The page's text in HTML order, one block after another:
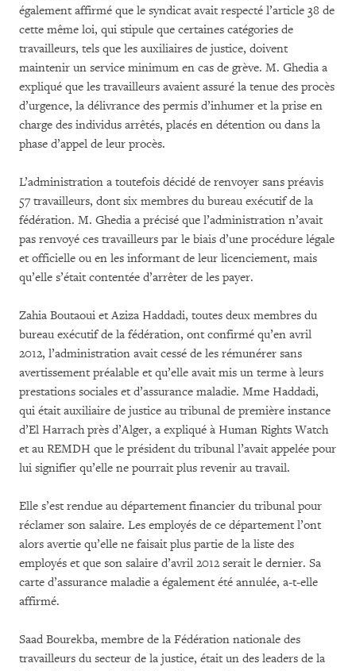
également affirmé que le syndicat avait respecté l’article 38 de
cette même loi, qui stipule que certaines catégories de
travailleurs, tels que les auxiliaires de justice, doivent
maintenir un service minimum en cas de grève. M. Ghedia a
expliqué que les travailleurs avaient assuré la tenue des procès
d’urgence, la délivrance des permis d’inhumer et la prise en
charge des individus arrêtés, placés en détention ou dans la
phase d’appel de leur procès.
L’administration a toutefois décidé de renvoyer sans préavis
57 travailleurs, dont six membres du bureau exécutif de la
fédération. M. Ghedia a précisé que l’administration n’avait
pas renvoyé ces travailleurs par le biais d’une procédure légale
et officielle ou en les informant de leur licenciement, mais
qu’elle s’était contentée d’arrêter de les payer.
Zahia Boutaoui et Aziza Haddadi, toutes deux membres du
bureau exécutif de la fédération, ont confirmé qu’en avril
2012, l’administration avait cessé de les rémunérer sans
avertissement préalable et qu’elle avait mis un terme à leurs
prestations sociales et d’assurance maladie. Mme Haddadi,
qui était auxiliaire de justice au tribunal de première instance
d’El Harrach près d’Alger, a expliqué à Human Rights Watch
et au REMDH que le président du tribunal l’avait appelée pour
lui signifier qu’elle ne pourrait plus revenir au travail.
Elle s’est rendue au département financier du tribunal pour
réclamer son salaire. Les employés de ce département l’ont
alors avertie qu’elle ne faisait plus partie de la liste des
employés et que son salaire d’avril 2012 serait le dernier. Sa
carte d’assurance maladie a également été annulée, a-t-elle
affirmé.
Saad Bourekba, membre de la Fédération nationale des
travailleurs du secteur de la justice, était un des leaders de la